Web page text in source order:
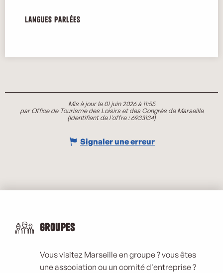
Langues parlées
Langues parlées
Mis à jour le 01 juin 2026 à 11:55
par Office de Tourisme des Loisirs et des Congrès de Marseille
(Identifiant de l'offre :6933134)
Signaler une erreur
Groupes
Vous visitez Marseille en groupe ? vous êtes
une association ou un comité d'entreprise ?